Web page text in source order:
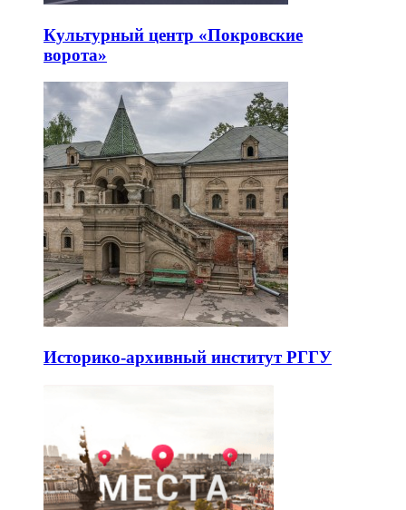
Культурный центр «Покровские
ворота»
Историко-архивный институт РГГУ